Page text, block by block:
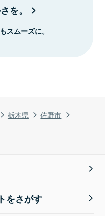
栃木県
佐野市
を。
スムーズに。
をさがす